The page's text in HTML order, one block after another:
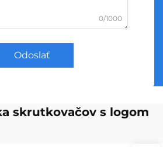
0/1000
Odoslať
skrutkovačov s logom